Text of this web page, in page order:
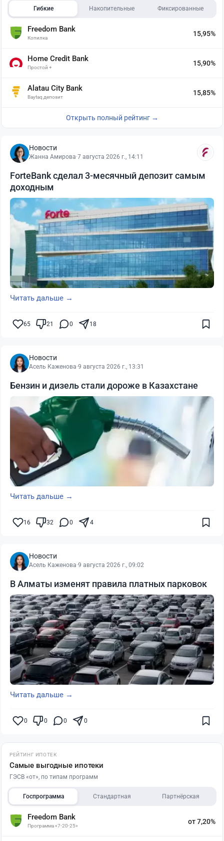
Гибкие Накопительные Фиксированные
Freedom Bank
Копилка
15,95%
Home Credit Bank
Простой +
15,90%
Alatau City Bank
Baytaq депозит
15,85%
Открыть полный рейтинг →
Новости
Жанна Амирова·7 августа 2026 г., 14:11
ForteBank сделал 3-месячный депозит самым
доходным
Читать дальше →
65 21 0 18
Новости
Асель Каженова·9 августа 2026 г., 13:31
Бензин и дизель стали дороже в Казахстане
Читать дальше →
16 32 0 4
Новости
Асель Каженова·9 августа 2026 г., 09:02
В Алматы изменят правила платных парковок
Читать дальше →
0 0 0 0
РЕЙТИНГ ИПОТЕК
Самые выгодные ипотеки
ГЭСВ «от», по типам программ
Госпрограмма Стандартная Партнёрская
Freedom Bank
Программа «7-20-25»
от 7,20%